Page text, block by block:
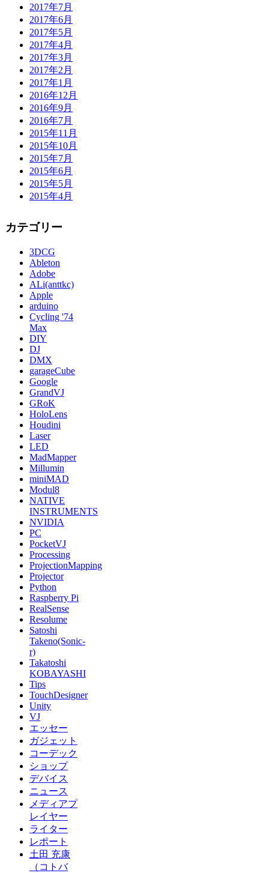
2017年7月
2017年6月
2017年5月
2017年4月
2017年3月
2017年2月
2017年1月
2016年12月
2016年9月
2016年7月
2015年11月
2015年10月
2015年7月
2015年6月
2015年5月
2015年4月
カテゴリー
3DCG
Ableton
Adobe
ALi(anttkc)
Apple
arduino
Cycling '74
Max
DIY
DJ
DMX
garageCube
Google
GrandVJ
GRoK
HoloLens
Houdini
Laser
LED
MadMapper
Millumin
miniMAD
Modul8
NATIVE
INSTRUMENTS
NVIDIA
PC
PocketVJ
Processing
ProjectionMapping
Projector
Python
Raspberry Pi
RealSense
Resolume
Satoshi
Takeno(Sonic-
r)
Takatoshi
KOBAYASHI
Tips
TouchDesigner
Unity
VJ
エッセー
ガジェット
コーデック
ショップ
デバイス
ニュース
メディアプ
レイヤー
ライター
レポート
土田 充康
（コトバ